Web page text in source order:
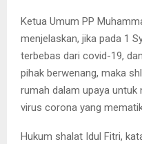
Ketua Umum PP
menjelaskan, jika pada 1
terbebas dari covid-19,
pihak berwenang, maka
rumah dalam upaya
virus corona yang
Hukum shalat Idul Fitri,